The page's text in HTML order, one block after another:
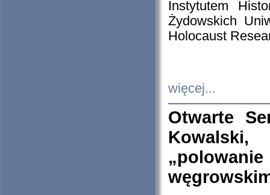
Instytutem
Żydowskich
Holocaust
więcej...
Otwarte